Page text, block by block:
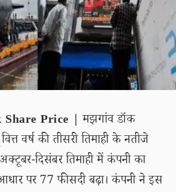
Share Price | मझगांव डॉक
वर्ष की तीसरी तिमाही के नतीजे
दिसंबर तिमाही में कंपनी का
पर 77 फीसदी बढ़ा। कंपनी ने इस